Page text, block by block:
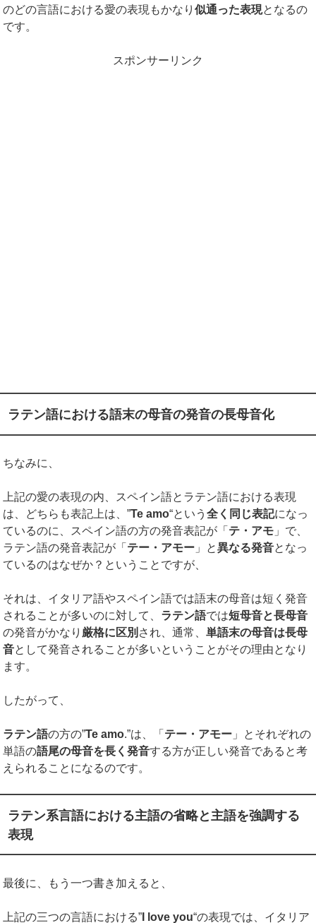
のどの言語における愛の表現もかなり似通った表現となるの
です。
スポンサーリンク
ラテン語における語末の母音の発音の長母音化
ちなみに、
上記の愛の表現の内、スペイン語とラテン語における表現
は、どちらも表記上は、”Te amo“という全く同じ表記になっ
ているのに、スペイン語の方の発音表記が「 テ・アモ 」で、
ラテン語の発音表記が「 テー・アモー 」と異なる発音となっ
ているのはなぜか？ということですが、
それは、イタリア語やスペイン語では語末の母音は短く発音
されることが多いのに対して、 ラテン語では短母音と長母音
の発音がかなり 厳格に区別 され、通常、単語末の母音は長母
音として発音されることが多いということがその理由となり
ます。
したがって、
ラテン語の方の”Te amo.”は、「 テー・アモー 」とそれぞれの
単語の語尾の母音を長く発音する方が正しい発音であると考
えられることになるのです。
ラテン系言語における主語の省略と主語を強調する
表現
最後に、もう一つ書き加えると、
上記の三つの言語における” I love you“の表現では、イタリア